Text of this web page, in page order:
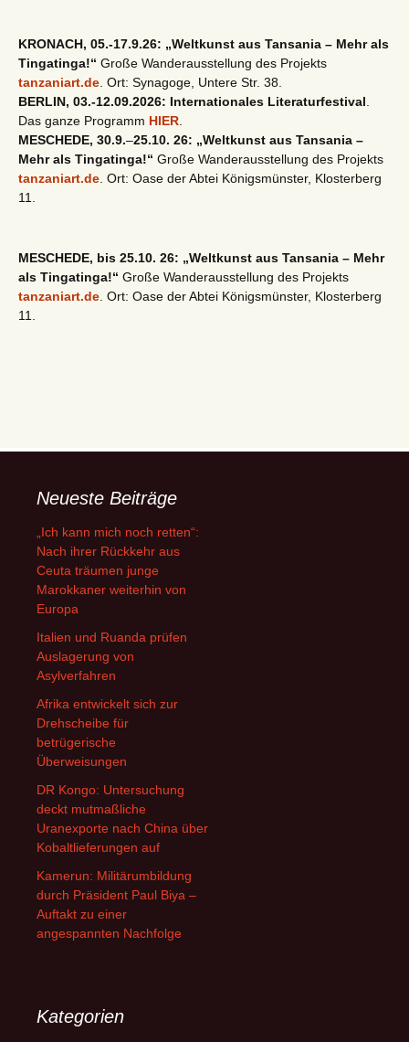
KRONACH, 05.-17.9.26: „Weltkunst aus Tansania – Mehr als
Tingatinga!“ Große Wanderausstellung des Projekts
tanzaniart.de . Ort: Synagoge, Untere Str. 38.
BERLIN, 03.-12.09.2026: Internationales Literaturfestival
Das ganze Programm HIER
MESCHEDE, 30.9.–25.10. 26: „Weltkunst aus Tansania –
Mehr als Tingatinga!“ Große Wanderausstellung des Projekts
tanzaniart.de . Ort: Oase der Abtei Königsmünster, Klosterberg
11.
MESCHEDE, bis 25.10. 26: „Weltkunst aus Tansania – Mehr
als Tingatinga!“ Große Wanderausstellung des Projekts
tanzaniart.de . Ort: Oase der Abtei Königsmünster, Klosterberg
11.
Neueste Beiträge
„Ich kann mich noch retten“:
Nach ihrer Rückkehr aus
Ceuta träumen junge
Marokkaner weiterhin von
Europa
Italien und Ruanda prüfen
Auslagerung von
Asylverfahren
Afrika entwickelt sich zur
Drehscheibe für
betrügerische
Überweisungen
DR Kongo: Untersuchung
deckt mutmaßliche
Uranexporte nach China über
Kobaltlieferungen auf
Kamerun: Militärumbildung
durch Präsident Paul Biya –
Auftakt zu einer
angespannten Nachfolge
Kategorien